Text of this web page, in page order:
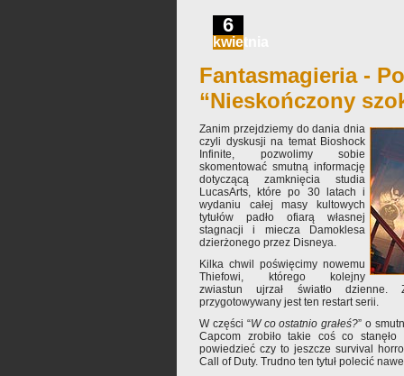
6
kwietnia
Fantasmagieria -
“Nieskończony
Zanim przejdziemy do dania dnia
czyli dyskusji na temat Bioshock
Infinite, pozwolimy sobie
skomentować smutną informację
dotyczącą zamknięcia studia
LucasArts, które po 30 latach i
wydaniu całej masy kultowych
tytułów padło ofiarą własnej
stagnacji i miecza Damoklesa
dzierżonego przez Disneya.
Kilka chwil poświęcimy nowemu
Thiefowi, którego kolejny
zwiastun ujrzał światło
przygotowywany jest ten restart serii.
W części “W co ostatnio grałeś?” o
Capcom zrobiło takie coś co
powiedzieć czy to jeszcze survival
Call of Duty. Trudno ten tytuł polecić